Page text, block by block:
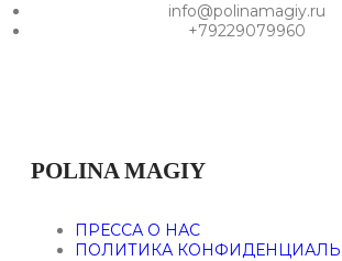
info@polinamagiy.ru
+79229079960
POLINA MAGIY
ПРЕССА О НАС
ПОЛИТИКА